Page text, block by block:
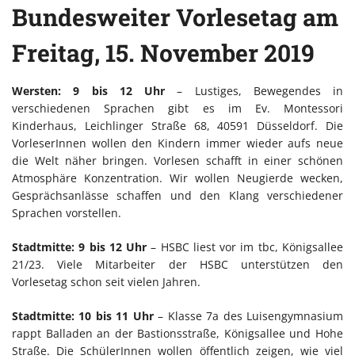
Bundesweiter Vorlesetag am
Freitag, 15. November 2019
Wersten: 9 bis 12 Uhr – Lustiges, Bewegendes in
verschiedenen Sprachen gibt es im Ev. Montessori
Kinderhaus, Leichlinger Straße 68, 40591 Düsseldorf. Die
VorleserInnen wollen den Kindern immer wieder aufs neue
die Welt näher bringen. Vorlesen schafft in einer schönen
Atmosphäre Konzentration. Wir wollen Neugierde wecken,
Gesprächsanlässe schaffen und den Klang verschiedener
Sprachen vorstellen.
Stadtmitte: 9 bis 12 Uhr – HSBC liest vor im tbc, Königsallee
21/23. Viele Mitarbeiter der HSBC unterstützen den
Vorlesetag schon seit vielen Jahren.
Stadtmitte: 10 bis 11 Uhr– Klasse 7a des Luisengymnasium
rappt Balladen an der Bastionsstraße, Königsallee und Hohe
Straße. Die SchülerInnen wollen öffentlich zeigen, wie viel